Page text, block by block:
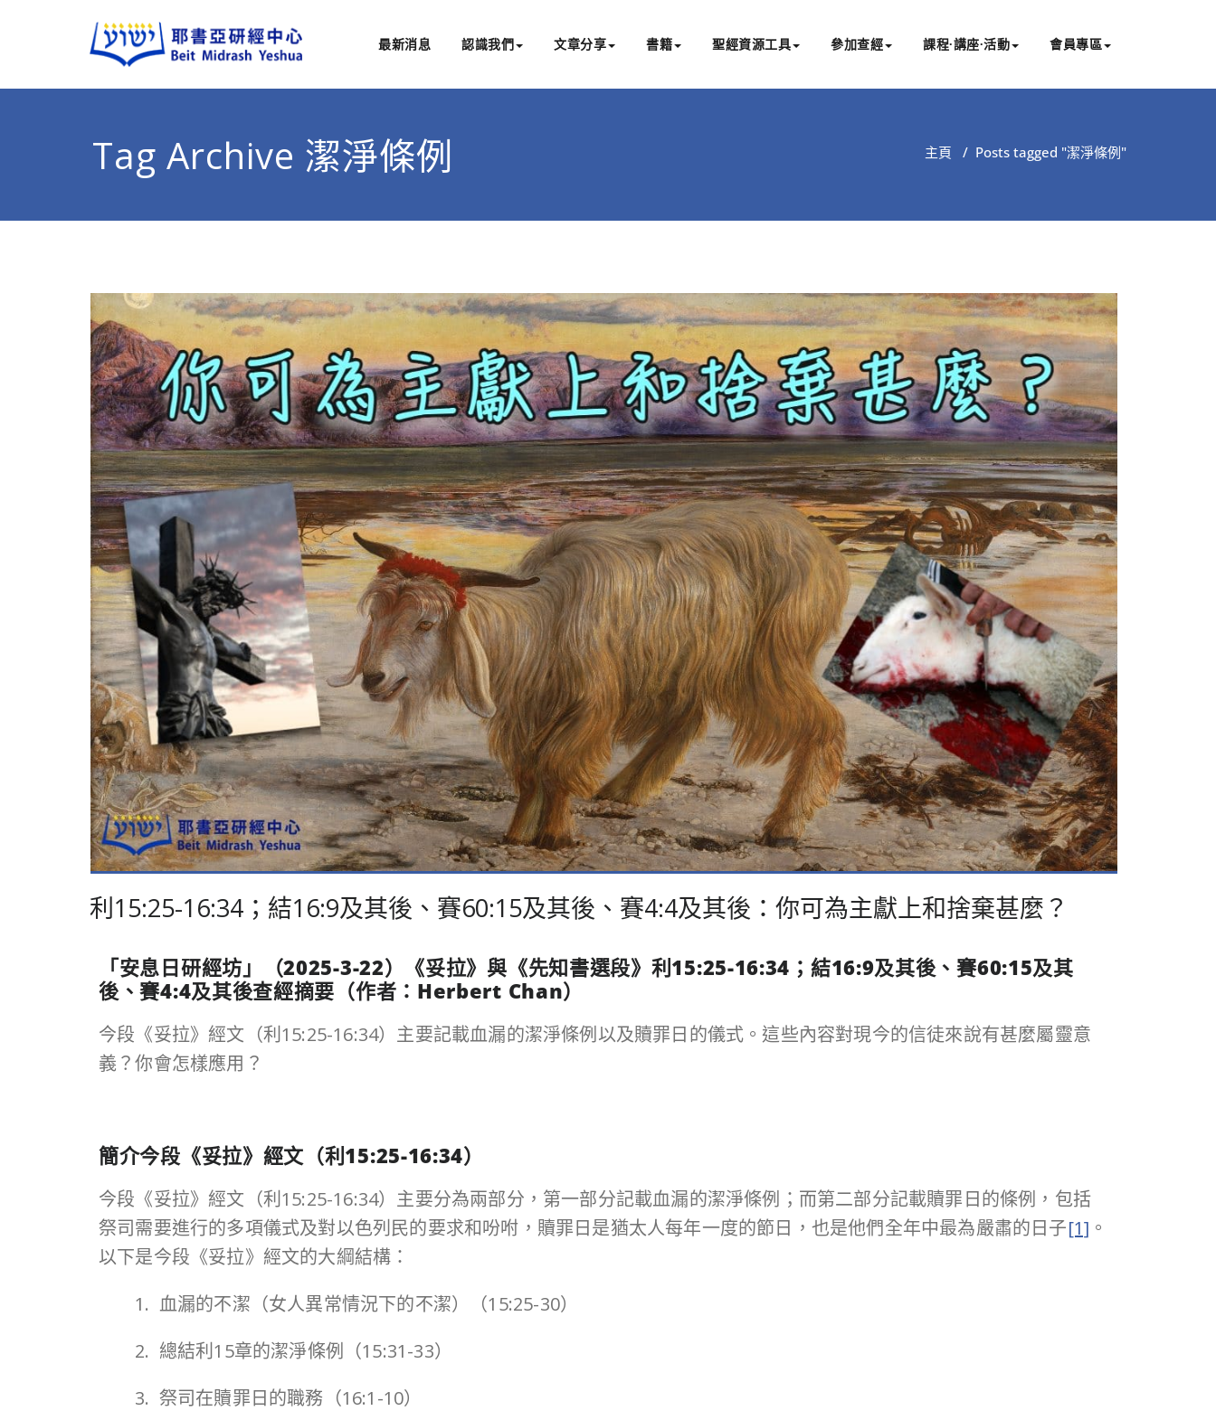
最新消息 認識我們 文章分享 書籍 聖經資源工具 參加查經 課程∙講座∙活動 會員專區
Tag Archive 潔淨條例 主頁 / Posts tagged "潔淨條例"
利15:25-16:34；結16:9及其後、賽60:15及其後、賽4:4及其後：你可為主獻上和捨棄甚麼？
「安息日研經坊」（2025-3-22）《妥拉》與《先知書選段》利15:25-16:34 ；結16:9及其後、賽60:15及其
後、賽4:4及其後查經摘要（作者： Herbert Chan）
今段《妥拉》經文（利15:25-16:34）主要記載血漏的潔淨條例以及贖罪日的儀式。這些內容對現今的信徒來說有甚麼屬靈意
義？你會怎樣應用？
簡介今段《妥拉》經文（利15:25-16:34）
今段《妥拉》經文（利15:25-16:34）主要分為兩部分，第一部分記載血漏的潔淨條例；而第二部分記載贖罪日的條例，包括
祭司需要進行的多項儀式及對以色列民的要求和吩咐，贖罪日是猶太人每年一度的節日，也是他們全年中最為嚴肅的日子[1] 。
以下是今段《妥拉》經文的大綱結構：
1. 血漏的不潔（女人異常情況下的不潔）（15:25-30）
2. 總結利15章的潔淨條例（15:31-33）
3. 祭司在贖罪日的職務（16:1-10）